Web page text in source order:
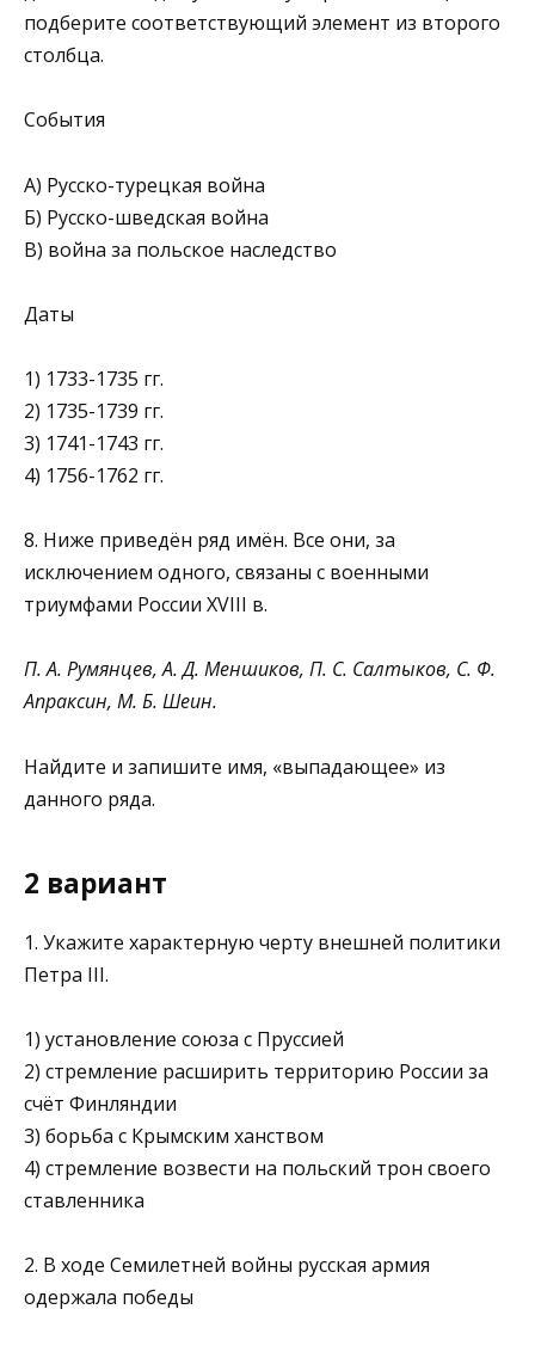
подберите соответствующий элемент из второго
столбца.
События
A) Русско-турецкая война
Б) Русско-шведская война
B) война за польское наследство
Даты
1) 1733-1735 гг.
2) 1735-1739 гг.
3) 1741-1743 гг.
4) 1756-1762 гг.
8. Ниже приведён ряд имён. Все они, за
исключением одного, связаны с военными
триумфами России XVIII в.
П. А. Румянцев, А. Д. Меншиков, П. С. Салтыков, С. Ф.
Апраксин, М. Б. Шеин.
Найдите и запишите имя, «выпадающее» из
данного ряда.
2 вариант
1. Укажите характерную черту внешней политики
Петра III.
1) установление союза с Пруссией
2) стремление расширить территорию России за
счёт Финляндии
3) борьба с Крымским ханством
4) стремление возвести на польский трон своего
ставленника
2. В ходе Семилетней войны русская армия
одержала победы